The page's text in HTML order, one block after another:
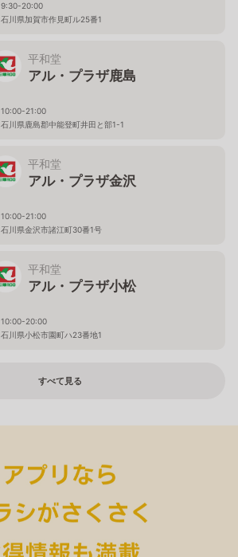
9:30-20:00
石川県加賀市作見町ル25番1
平和堂
アル・プラザ鹿島
10:00-21:00
石川県鹿島郡中能登町井田と部1-1
平和堂
アル・プラザ金沢
10:00-21:00
石川県金沢市諸江町30番1号
平和堂
アル・プラザ小松
10:00-20:00
石川県小松市園町ハ23番地1
すべて見る